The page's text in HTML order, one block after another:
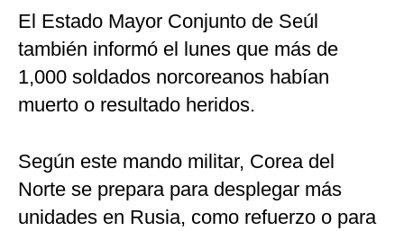
El Estado Mayor Conjunto de Seúl
también informó el lunes que más de
1,000 soldados norcoreanos habían
muerto o resultado heridos.
Según este mando militar, Corea del
Norte se prepara para desplegar más
unidades en Rusia, como refuerzo o para